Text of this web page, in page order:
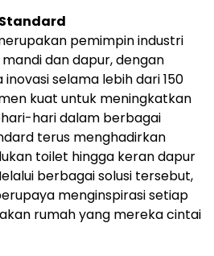
pemimpin industri
dan dapur, dengan
selama lebih dari 150
kuat untuk meningkatkan
hari dalam berbagai
terus menghadirkan
toilet hingga keran dapur
berbagai solusi tersebut,
menginspirasi setiap
rumah yang mereka cintai